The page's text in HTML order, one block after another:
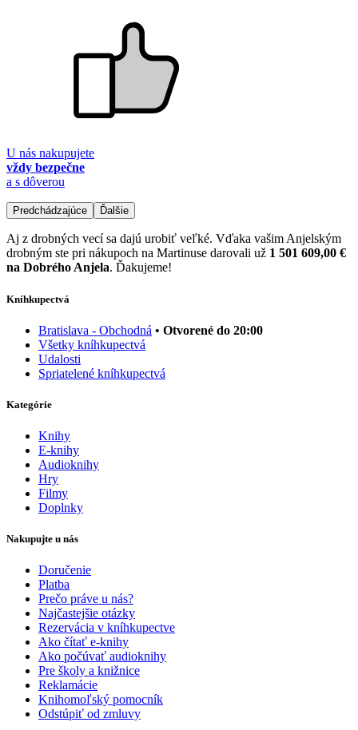
U nás nakupujete
vždy bezpečne
a s dôverou
Predchádzajúce Ďalšie
Aj z drobných vecí sa dajú urobiť veľké. Vďaka vašim Anjelským
drobným ste pri nákupoch na Martinuse darovali už 1 501 609,00 €
na Dobrého Anjela. Ďakujeme!
Kníhkupectvá
Bratislava - Obchodná • Otvorené do 20:00
Všetky kníhkupectvá
Udalosti
Spriatelené kníhkupectvá
Kategórie
Knihy
E-knihy
Audioknihy
Hry
Filmy
Doplnky
Nakupujte u nás
Doručenie
Platba
Prečo práve u nás?
Najčastejšie otázky
Rezervácia v kníhkupectve
Ako čítať e-knihy
Ako počúvať audioknihy
Pre školy a knižnice
Reklamácie
Knihomoľský pomocník
Odstúpiť od zmluvy